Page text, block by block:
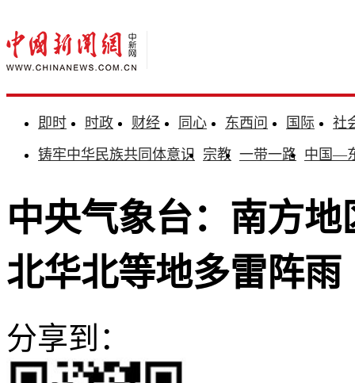
即时 时政 财经 同心 东西问 国际
社
铸牢中华民族共同体意识 宗教 一带一路 中国—
中央气象台：南方
北华北等地多雷阵雨
分享到：